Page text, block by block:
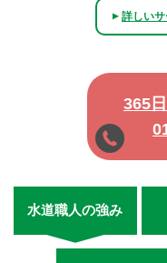
▲詳しい
365
水道職人の強み